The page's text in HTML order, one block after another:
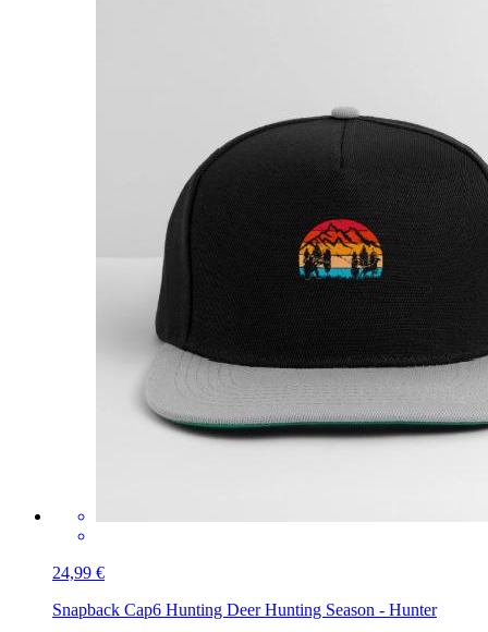
24,99 €
Snapback Cap6 Hunting Deer Hunting Season - Hunter